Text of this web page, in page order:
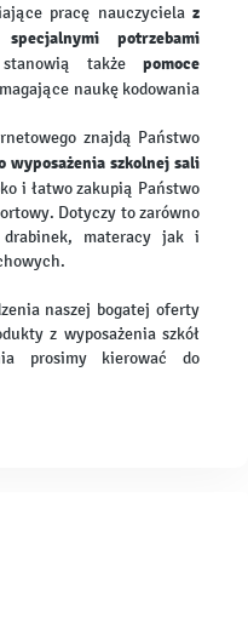
pracę nauczyciela z
potrzebami
także pomoce
naukę kodowania
znajdą Państwo
wyposażenia szkolnej sali
i łatwo zakupią Państwo
Dotyczy to zarówno
drabinek, materacy jak i
naszej bogatej oferty
z wyposażenia szkół
prosimy kierować do